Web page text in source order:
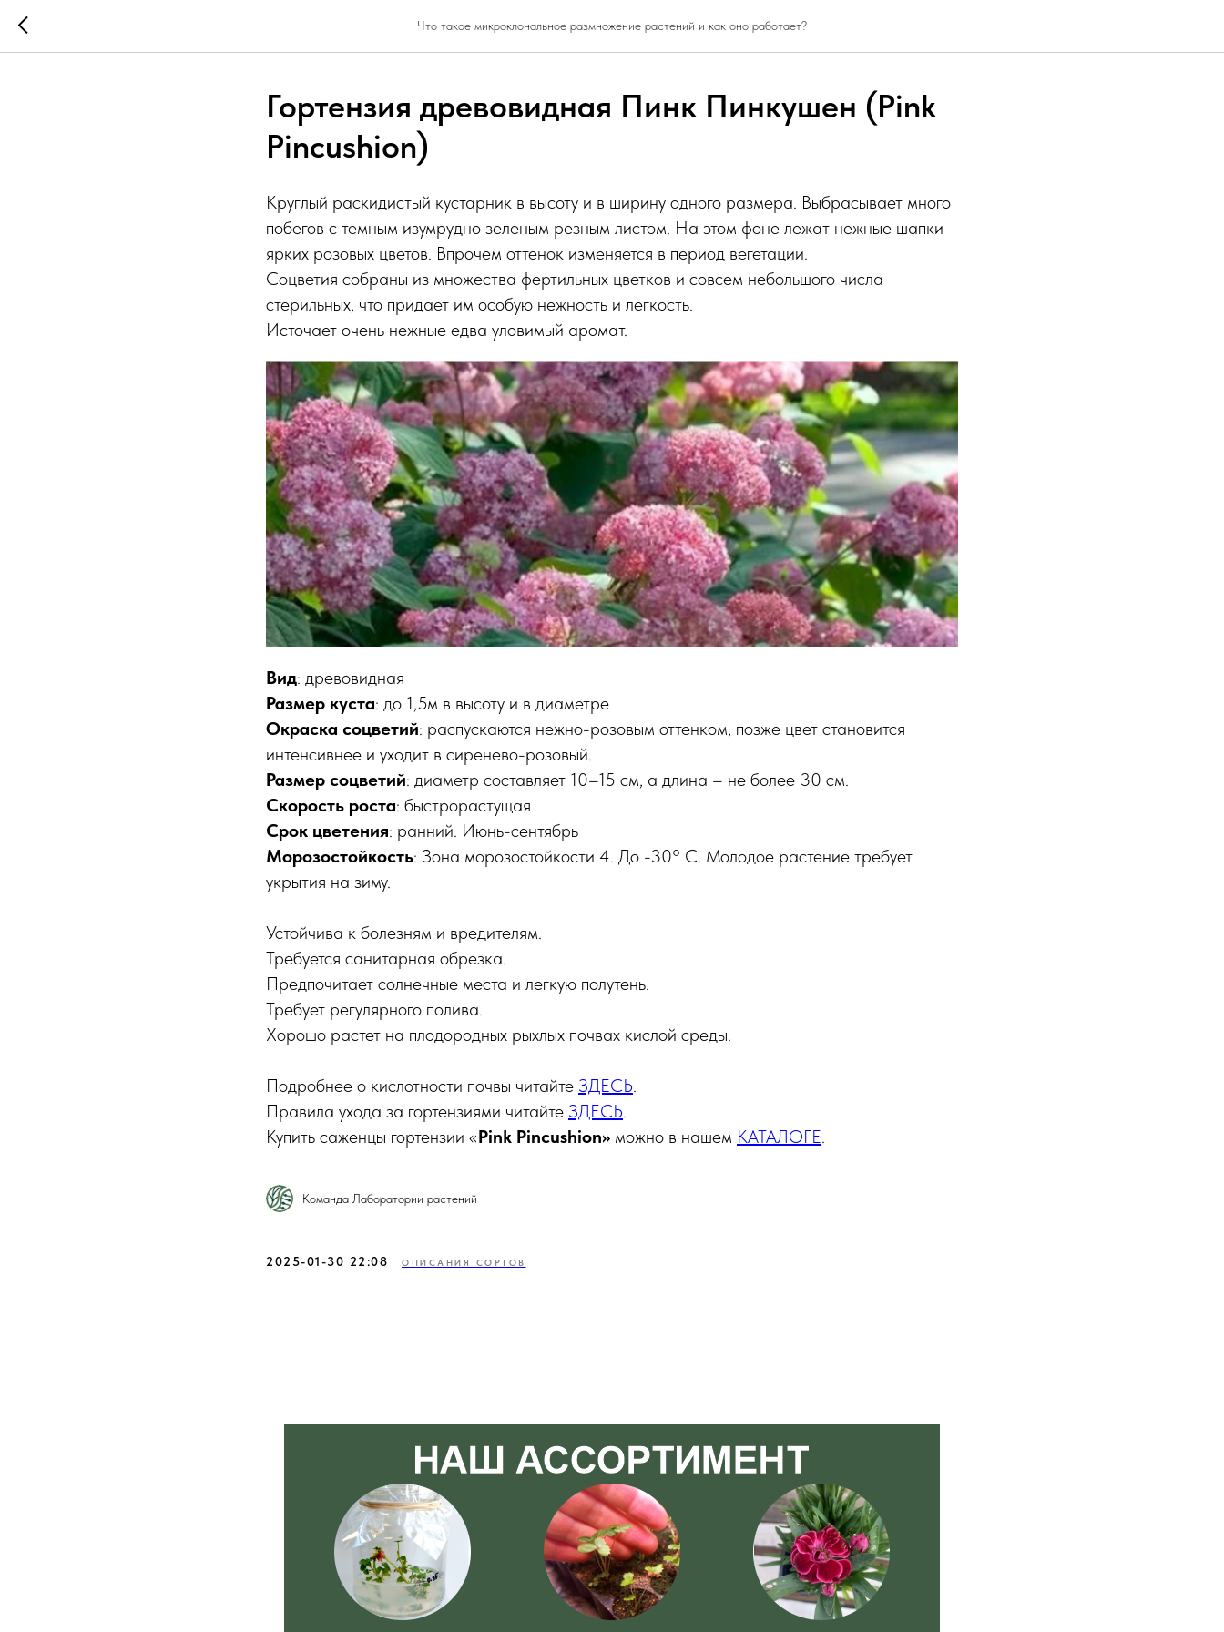
Что такое микроклональное размножение растений и как оно работает?
Гортензия древовидная Пинк Пинкушен (Pink
Pincushion)
Круглый раскидистый кустарник в высоту и в ширину одного размера. Выбрасывает много
побегов с темным изумрудно зеленым резным листом. На этом фоне лежат нежные шапки
ярких розовых цветов. Впрочем оттенок изменяется в период вегетации.
Соцветия собраны из множества фертильных цветков и совсем небольшого числа
стерильных, что придает им особую нежность и легкость.
Источает очень нежные едва уловимый аромат.
Вид: древовидная
Размер куста: до 1,5м в высоту и в диаметре
Окраска соцветий: распускаются нежно-розовым оттенком, позже цвет становится
интенсивнее и уходит в сиренево-розовый.
Размер соцветий: диаметр составляет 10–15 см, а длина – не более 30 см.
Скорость роста: быстрорастущая
Срок цветения: ранний. Июнь-сентябрь
Морозостойкость: Зона морозостойкости 4. До -30° C. Молодое растение требует
укрытия на зиму.
Устойчива к болезням и вредителям.
Требуется санитарная обрезка.
Предпочитает солнечные места и легкую полутень.
Требует регулярного полива.
Хорошо растет на плодородных рыхлых почвах кислой среды.
Подробнее о кислотности почвы читайте ЗДЕСЬ.
Правила ухода за гортензиями читайте ЗДЕСЬ.
Купить саженцы гортензии «Pink Pincushion» можно в нашем КАТАЛОГЕ.
Команда Лаборатории растений
2025-01-30 22:08 ОПИСАНИЯ СОРТОВ